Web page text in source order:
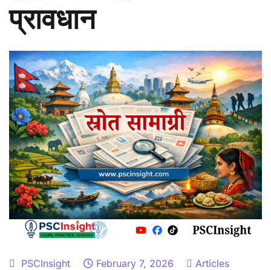
प्रावधान
PSCInsight February 7, 2026
Articles